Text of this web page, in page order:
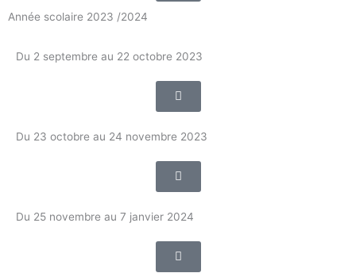
Année scolaire 2023 /2024
Du 2 septembre au 22 octobre 2023
Du 23 octobre au 24 novembre 2023
Du 25 novembre au 7 janvier 2024